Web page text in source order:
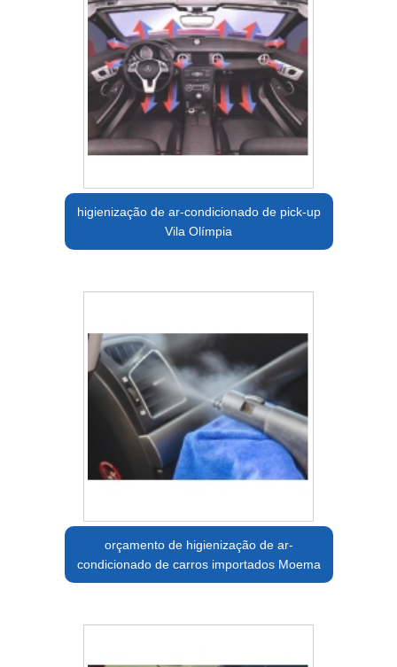
higienização de ar-condicionado de pick-up
Vila Olímpia
orçamento de higienização de ar-
condicionado de carros importados Moema